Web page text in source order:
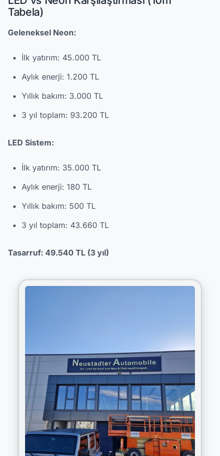
Tabela)
Geleneksel Neon:
İlk yatırım: 45.000 TL
Aylık enerji: 1.200 TL
Yıllık bakım: 3.000 TL
3 yıl toplam: 93.200 TL
LED Sistem:
İlk yatırım: 35.000 TL
Aylık enerji: 180 TL
Yıllık bakım: 500 TL
3 yıl toplam: 43.660 TL
Tasarruf: 49.540 TL (3 yıl)